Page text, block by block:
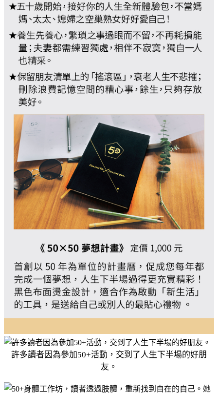
許多讀者因為參加50+活動，交到了人生下半場的好朋
友。